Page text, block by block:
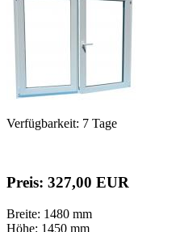
Verfügbarkeit: 7 Tage
Preis: 327,00 EUR
Breite: 1480 mm
Höhe: 1450 mm